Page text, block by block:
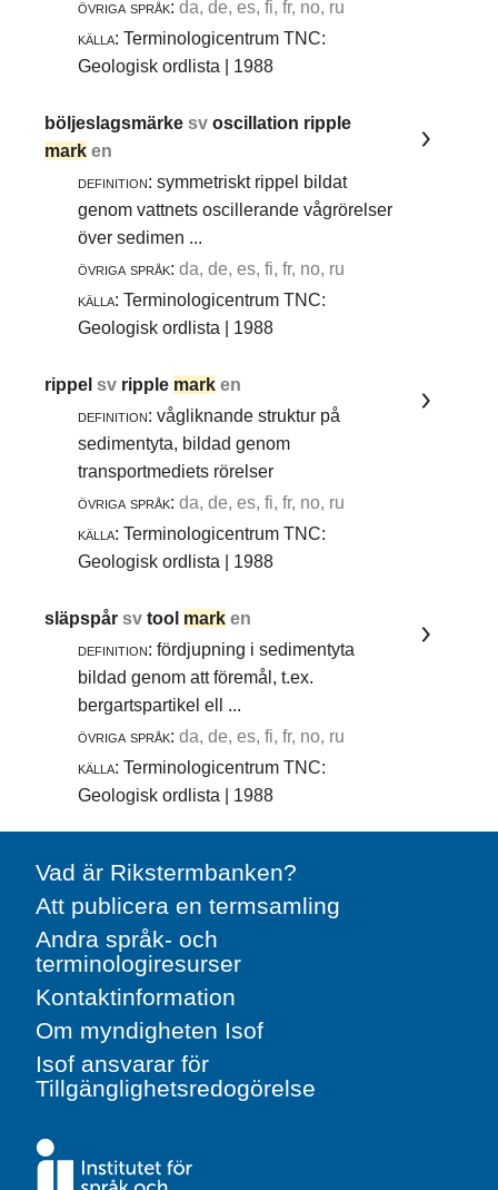
övriga språk: da, de, es, fi, fr, no, ru
källa: Terminologicentrum TNC:
Geologisk ordlista | 1988
böljeslagsmärkesvoscillation ripple
mark en
definition: symmetriskt rippel bildat
genom vattnets oscillerande vågrörelser
över sedimen ...
övriga språk: da, de, es, fi, fr, no, ru
källa: Terminologicentrum TNC:
Geologisk ordlista | 1988
rippelsv ripple mark en
definition: vågliknande struktur på
sedimentyta, bildad genom
transportmediets rörelser
övriga språk: da, de, es, fi, fr, no, ru
källa: Terminologicentrum TNC:
Geologisk ordlista | 1988
släpspårsvtool mark en
definition: fördjupning i sedimentyta
bildad genom att föremål, t.ex.
bergartspartikel ell ...
övriga språk: da, de, es, fi, fr, no, ru
källa: Terminologicentrum TNC:
Geologisk ordlista | 1988
Vad är Rikstermbanken?
Att publicera en termsamling
Andra språk- och
terminologiresurser
Kontaktinformation
Om myndigheten Isof
Isof ansvarar för
Tillgänglighetsredogörelse